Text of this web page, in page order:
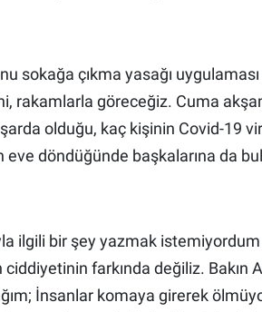
sokağa çıkma yasağı
rakamlarla göreceğiz. Cuma
olduğu, kaç kişinin Covid-19
döndüğünde başkalarına da
ilgili bir şey yazmak
ciddiyetinin farkında değiliz. Bakın
İnsanlar komaya girerek